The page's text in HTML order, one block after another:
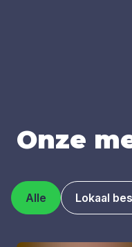
Onze
Alle Lokaal